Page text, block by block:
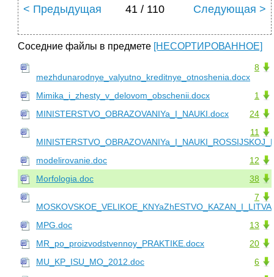
< Предыдущая 41 / 110 Следующая >
Соседние файлы в предмете [НЕСОРТИРОВАННОЕ]
8
mezhdunarodnye_valyutno_kreditnye_otnoshenia.docx
1
Mimika_i_zhesty_v_delovom_obschenii.docx
24
MINISTERSTVO_OBRAZOVANIYa_I_NAUKI.docx
11
12
modelirovanie.doc
38
Morfologia.doc
7
13
MPG.doc
20
MR_po_proizvodstvennoy_PRAKTIKE.docx
6
MU_KP_ISU_MO_2012.doc